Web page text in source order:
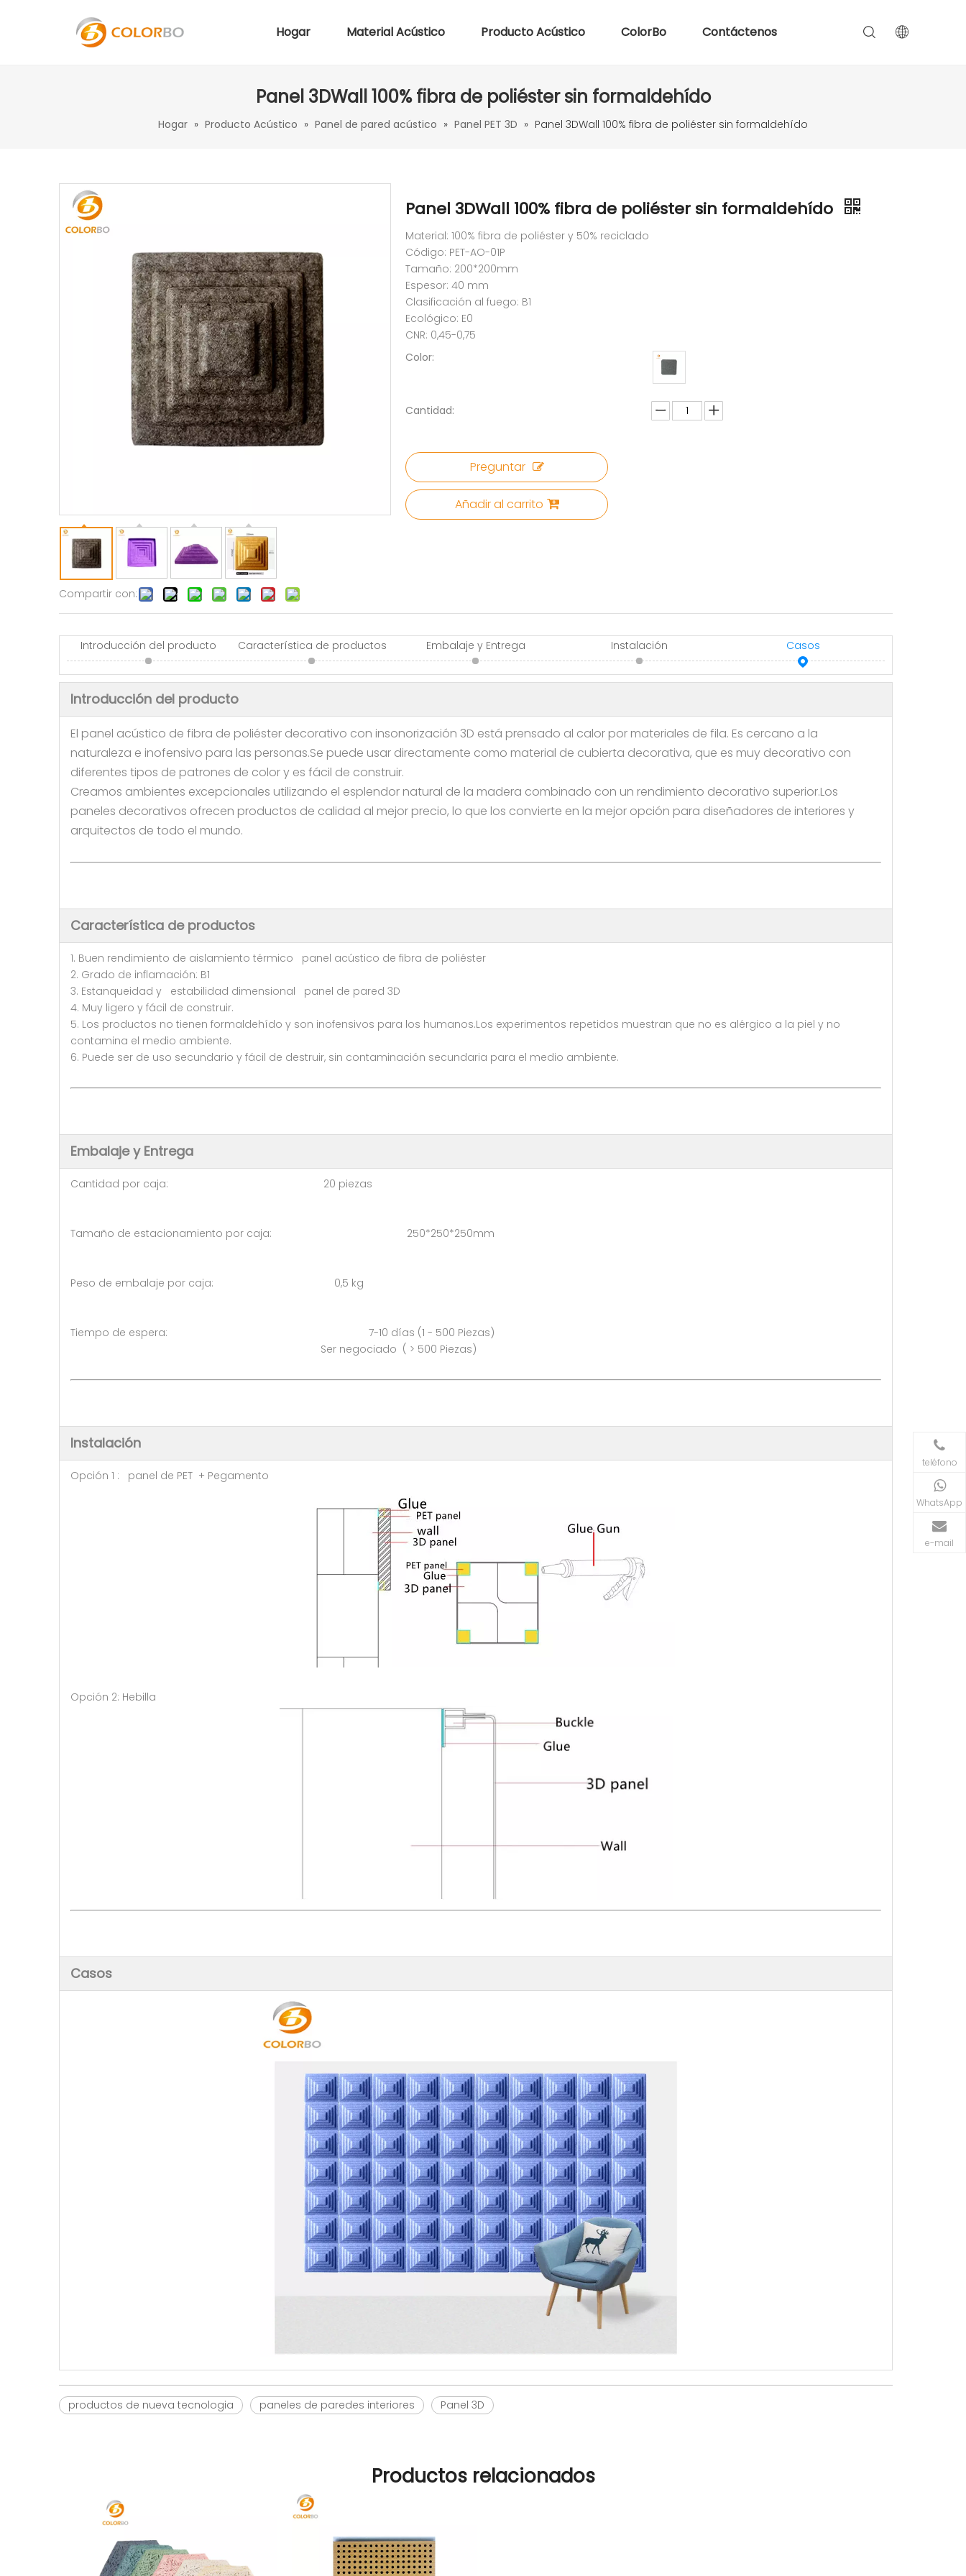
Hogar Material Acústico Producto Acústico ColorBo Contáctenos
Panel 3DWall 100% fibra de poliéster sin formaldehído
Hogar » Producto Acústico » Panel de pared acústico » Panel PET 3D » Panel 3DWall 100% fibra de poliéster sin formaldehído
Compartir con:
Panel 3DWall 100% fibra de poliéster sin formaldehído
Material: 100% fibra de poliéster y 50% reciclado
Código: PET-AO-01P
Tamaño: 200*200mm
Espesor: 40 mm
Clasificación al fuego: B1
Ecológico: E0
CNR: 0,45-0,75
Color:
Cantidad:
Preguntar
Añadir al carrito
Introducción del producto Característica de productos Embalaje y Entrega Instalación Casos
Introducción del producto
El panel acústico de fibra de poliéster decorativo con insonorización 3D está prensado al calor por materiales de fila. Es cercano a la
naturaleza e inofensivo para las personas.Se puede usar directamente como material de cubierta decorativa, que es muy decorativo con
diferentes tipos de patrones de color y es fácil de construir.
Creamos ambientes excepcionales utilizando el esplendor natural de la madera combinado con un rendimiento decorativo superior.Los
paneles decorativos ofrecen productos de calidad al mejor precio, lo que los convierte en la mejor opción para diseñadores de interiores y
arquitectos de todo el mundo.
Característica de productos
1. Buen rendimiento de aislamiento térmico panel acústico de fibra de poliéster
2. Grado de inflamación: B1
3. Estanqueidad y estabilidad dimensional panel de pared 3D
4. Muy ligero y fácil de construir.
5. Los productos no tienen formaldehído y son inofensivos para los humanos.Los experimentos repetidos muestran que no es alérgico a la piel y no
contamina el medio ambiente.
6. Puede ser de uso secundario y fácil de destruir, sin contaminación secundaria para el medio ambiente.
Embalaje y Entrega
Cantidad por caja: 20 piezas
Tamaño de estacionamiento por caja: 250*250*250mm
Peso de embalaje por caja: 0,5 kg
Tiempo de espera: 7-10 días (1 - 500 Piezas)
Ser negociado ( > 500 Piezas)
Instalación
Opción 1 : panel de PET + Pegamento
Opción 2: Hebilla
Casos
productos de nueva tecnologia paneles de paredes interiores Panel 3D
Productos relacionados
teléfono
WhatsApp
e-mail